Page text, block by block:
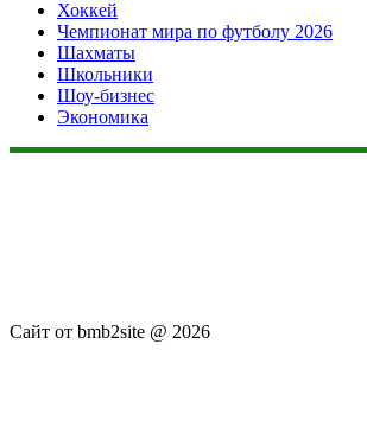
Хоккей
Чемпионат мира по футболу 2026
Шахматы
Школьники
Шоу-бизнес
Экономика
Сайт от bmb2site @ 2026